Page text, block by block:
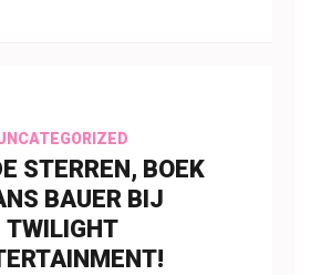
STERREN, BOEK
BAUER BIJ
TWILIGHT